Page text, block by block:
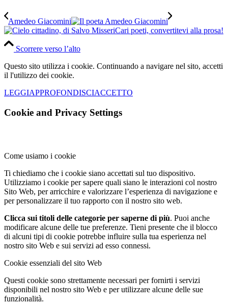
Amedeo Giacomini
Cari poeti, convertitevi alla prosa!
Scorrere verso l’alto
Questo sito utilizza i cookie. Continuando a navigare nel sito, accetti
il l'utilizzo dei cookie.
LEGGIAPPROFONDISCIACCETTO
Cookie and Privacy Settings
Come usiamo i cookie
Ti chiediamo che i cookie siano accettati sul tuo dispositivo.
Utilizziamo i cookie per sapere quali siano le interazioni col nostro
Sito Web, per arricchire e valorizzare l’esperienza di navigazione e
per personalizzare il tuo rapporto con il nostro sito web.
Clicca sui titoli delle categorie per saperne di più. Puoi anche
modificare alcune delle tue preferenze. Tieni presente che il blocco
di alcuni tipi di cookie potrebbe influire sulla tua esperienza nel
nostro sito Web e sui servizi ad esso connessi.
Cookie essenziali del sito Web
Questi cookie sono strettamente necessari per fornirti i servizi
disponibili nel nostro sito Web e per utilizzare alcune delle sue
funzionalità.